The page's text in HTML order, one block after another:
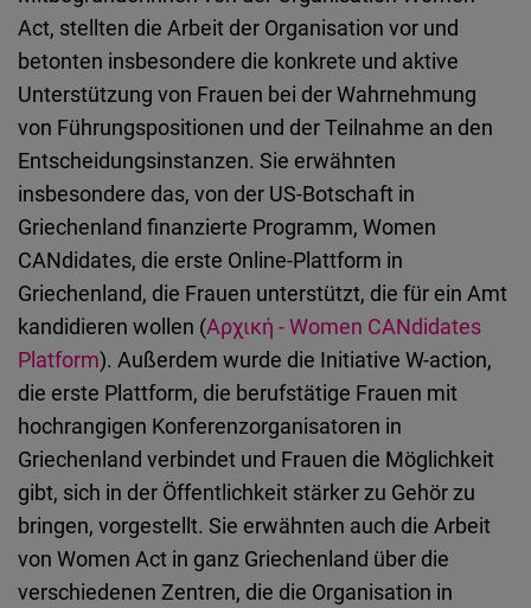
Act, stellten die Arbeit der Organisation vor und
betonten insbesondere die konkrete und aktive
Unterstützung von Frauen bei der Wahrnehmung
von Führungspositionen und der Teilnahme an den
Entscheidungsinstanzen. Sie erwähnten
insbesondere das, von der US-Botschaft in
Griechenland finanzierte Programm, Women
CANdidates, die erste Online-Plattform in
Griechenland, die Frauen unterstützt, die für ein Amt
kandidieren wollen (Αρχική - Women CANdidates
Platform). Außerdem wurde die Initiative W-action,
die erste Plattform, die berufstätige Frauen mit
hochrangigen Konferenzorganisatoren in
Griechenland verbindet und Frauen die Möglichkeit
gibt, sich in der Öffentlichkeit stärker zu Gehör zu
bringen, vorgestellt. Sie erwähnten auch die Arbeit
von Women Act in ganz Griechenland über die
verschiedenen Zentren, die die Organisation in